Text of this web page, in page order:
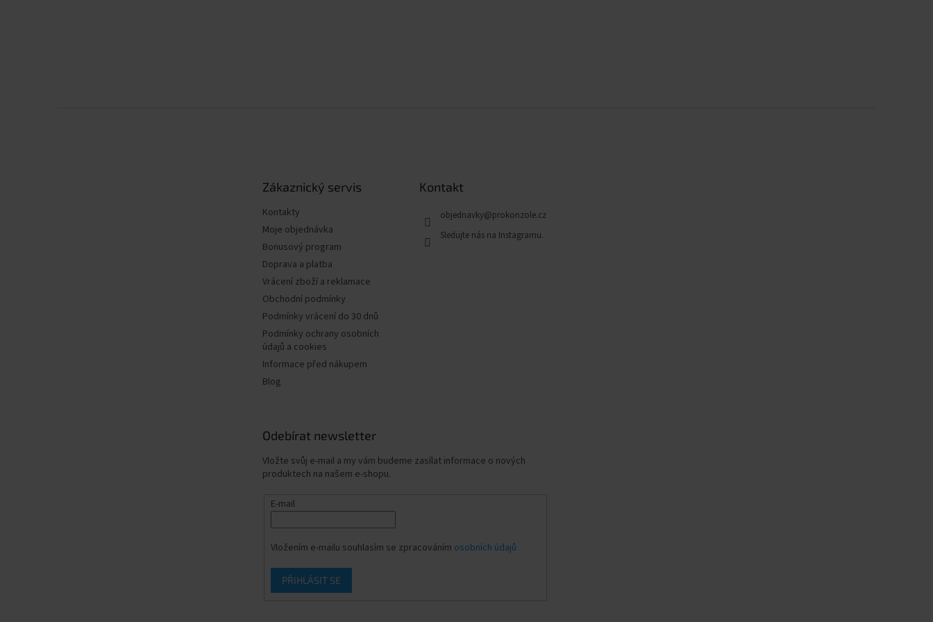
Zákaznický servis
Kontakty
Moje objednávka
Bonusový program
Doprava a platba
Vrácení zboží a reklamace
Obchodní podmínky
Podmínky vrácení do 30 dnů
Podmínky ochrany osobních
údajů a cookies
Informace před nákupem
Blog
Kontakt
objednavky@prokonzole.cz
Odebírat newsletter
Vložte svůj e-mail a my vám budeme zasílat informace o nových
produktech na našem e-shopu.
E-mail
Vložením e-mailu souhlasím se zpracováním osobních údajů
PŘIHLÁSIT SE